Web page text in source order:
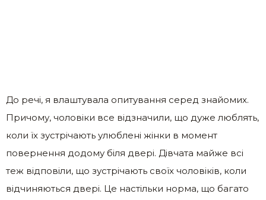
До речі, я влаштувала опитування серед знайомих.
Причому, чоловіки все відзначили, що дуже люблять,
коли їх зустрічають улюблені жінки в момент
повернення додому біля двері. Дівчата майже всі
теж відповіли, що зустрічають своїх чоловіків, коли
відчиняються двері. Це настільки норма, що багато